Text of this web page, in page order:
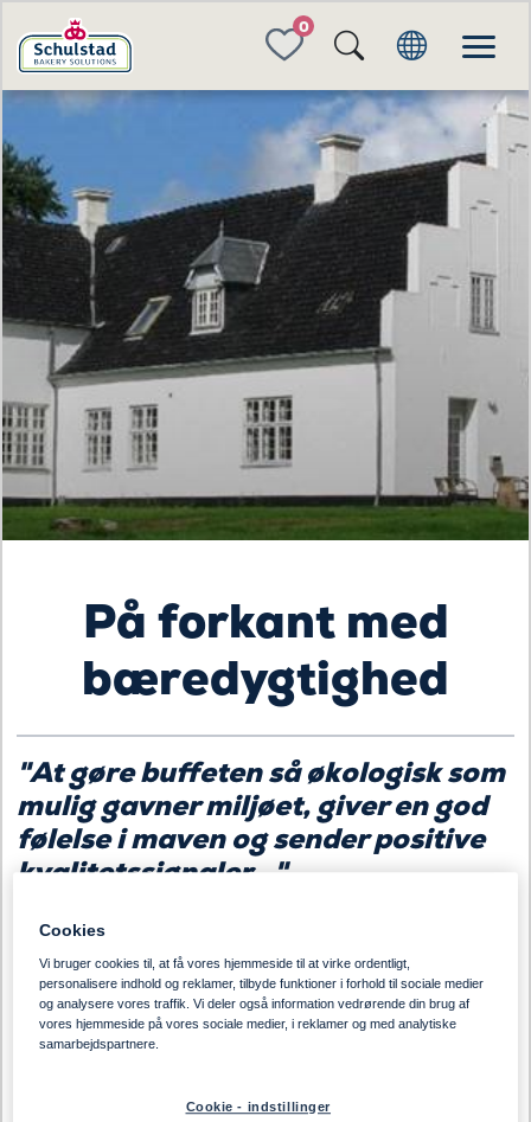
FAVORITES
På forkant med
bæredygtighed
"At gøre buffeten så økologisk som
muliggavner miljøet, giver en god
følelse i maven og sender positive
kvalitetssignaler..."
ansat som bæredygtig frontløber for kantinen på
Brandbjerg Højskole. "Vi har det Økologisk bronzemærke,
og har ved sidste tjek en økologiprocent på 42.Her
trækker vores økologiske brød godt op i regnskabet.
gør det groft og økologisk på vores brødbuffet. Og vi gør det
Cookies
Vi bruger cookies til, at få vores hjemmeside til at virke ordentligt,
personalisere indhold og reklamer, tilbyde funktioner i forhold til sociale medier
og analysere vores traffik. Vi deler også information vedrørende din brug af
vores hjemmeside på vores sociale medier, i reklamer og med analytiske
samarbejdspartnere.
Cookie - indstillinger